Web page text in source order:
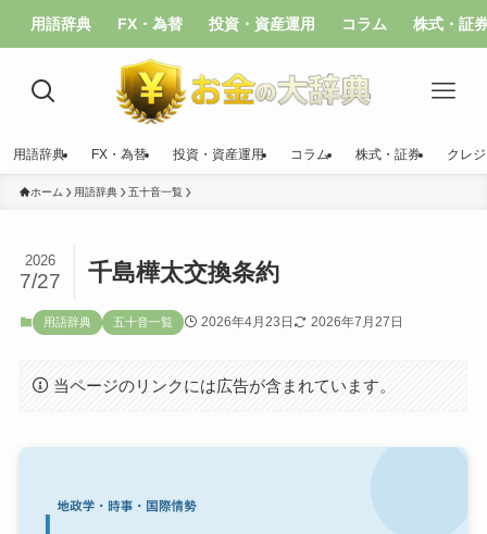
用語辞典 FX・為替 投資・資産運用 コラム 株式・証
用語辞典 FX・為替 投資・資産運用 コラム 株式・証券 クレ
ホーム 用語辞典 五十音一覧
千島樺太交換条約
2026
7/27
用語辞典 五十音一覧 2026年4月23日 2026年7月27日
当ページのリンクには広告が含まれています。